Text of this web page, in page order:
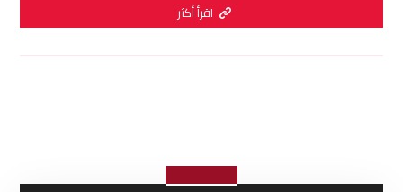
اقرأ أكثر